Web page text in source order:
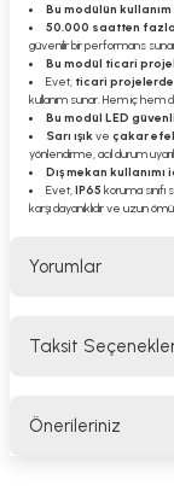
Bu modülün
50.000 saatten fazla
güvenilir bir performans
Bu modül ticari
Evet, ticari
kullanım sunar. Hem iç hem
Bu modül LED
Sarı ışık veçakar
yönlendirme, acil durum
Dış mekan
Evet,IP65 koruma
karşı dayanıklıdır ve uzun
Yorumlar
Taksit
Önerileriniz